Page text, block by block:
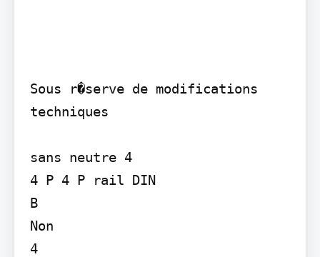
Sous r�serve de modifications
techniques
sans neutre 4
4 P 4 P rail DIN
B
Non
4